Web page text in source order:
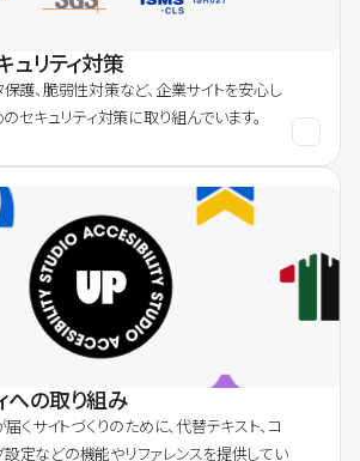
ュリティ対策
護、脆弱性対策など、企業サイトを安心し
セキュリティ対策に取り組んでいます。
への取り組み
くサイトづくりのために、代替テキスト、コ
設定などの機能やリファレンスを提供してい